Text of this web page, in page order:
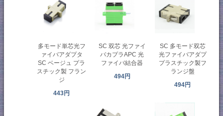
多モード単芯光フ
ァイバアダプタ
SC ベージュ プラ
スチック製 フラン
ジ
443円
SC 双芯 光ファイ
バカプラAPC 光
ファイバ結合器
494円
SC 多モード双芯
光ファイバアダプ
プラスチック製フ
ランジ盤
494円